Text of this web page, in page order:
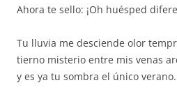
Ahora te sello: ¡Oh huésped
Tu lluvia me desciende olor
tierno misterio entre mis venas
y es ya tu sombra el único verano.